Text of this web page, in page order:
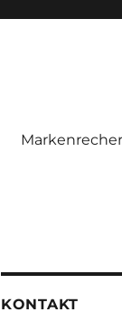
KONTAKT